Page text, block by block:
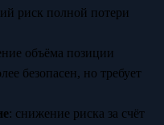
риск полной потери
объёма позиции
безопасен, но требует
: снижение риска за счёт